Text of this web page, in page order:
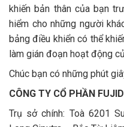
khiến bản thân của bạn
hiểm cho những người
bảng điều khiển có thể
làm gián đoạn hoạt động
Chúc bạn có những phút
CÔNG TY CỔ PHẦN
Trụ sở chính: Toà 6201